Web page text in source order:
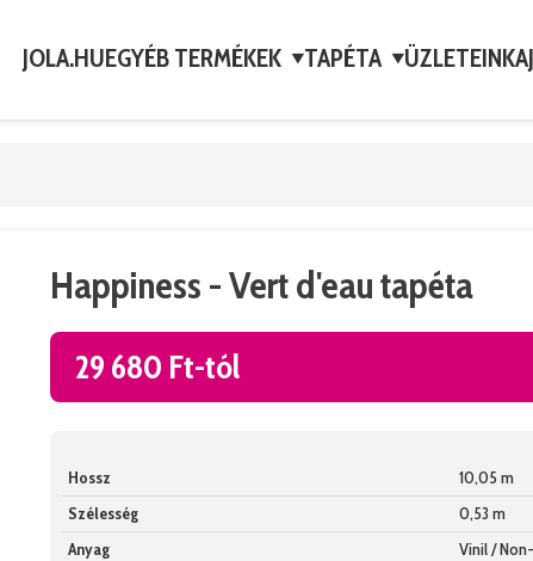
JOLA.HUEGYÉB TERMÉKEK ▼TAPÉTA ▼ÜZLETEINK
Happiness - Vert d'eau tapéta
29 680 Ft-tól
Hossz
10,05 m
Szélesség
0,53 m
Anyag
Vinil /